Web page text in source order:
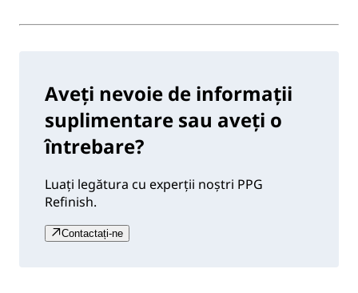
Aveți nevoie de informații
suplimentare sau aveți o
întrebare?
Luați legătura cu experții noștri PPG
Refinish.
Contactați-ne